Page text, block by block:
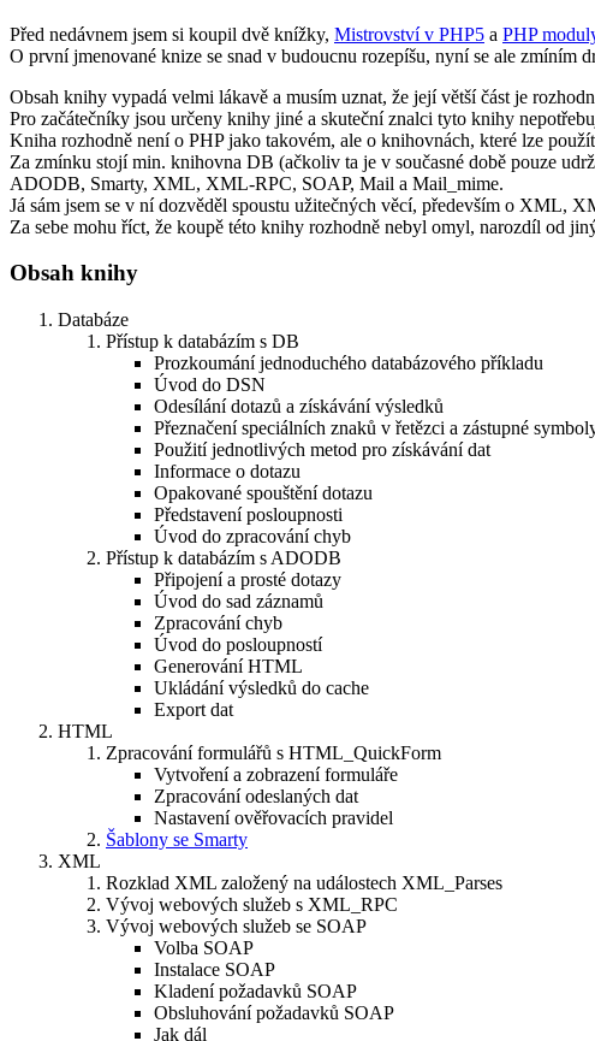
Před nedávnem jsem si koupil dvě knížky, Mistrovství v PHP5 a PHP
O první jmenované knize se snad v budoucnu rozepíšu, nyní se ale zmíním
Obsah knihy vypadá velmi lákavě a musím uznat, že její větší část je
Pro začátečníky jsou určeny knihy jiné a skuteční znalci tyto knihy
Kniha rozhodně není o PHP jako takovém, ale o knihovnách, které lze
Za zmínku stojí min. knihovna DB (ačkoliv ta je v současné době pouze
ADODB, Smarty, XML, XML-RPC, SOAP, Mail a Mail_mime.
Já sám jsem se v ní dozvěděl spoustu užitečných věcí, především o XML,
Za sebe mohu říct, že koupě této knihy rozhodně nebyl omyl, narozdíl od
Obsah knihy
Databáze
Přístup k databázím s DB
Prozkoumání jednoduchého databázového příkladu
Úvod do DSN
Odesílání dotazů a získávání výsledků
Přeznačení speciálních znaků v řetězci a zástupné
Použití jednotlivých metod pro získávání dat
Informace o dotazu
Opakované spouštění dotazu
Představení posloupnosti
Úvod do zpracování chyb
Přístup k databázím s ADODB
Připojení a prosté dotazy
Úvod do sad záznamů
Zpracování chyb
Úvod do posloupností
Generování HTML
Ukládání výsledků do cache
Export dat
HTML
Zpracování formulářů s HTML_QuickForm
Vytvoření a zobrazení formuláře
Zpracování odeslaných dat
Nastavení ověřovacích pravidel
Šablony se Smarty
XML
Rozklad XML založený na událostech XML_Parses
Vývoj webových služeb s XML_RPC
Vývoj webových služeb se SOAP
Volba SOAP
Instalace SOAP
Kladení požadavků SOAP
Obsluhování požadavků SOAP
Jak dál